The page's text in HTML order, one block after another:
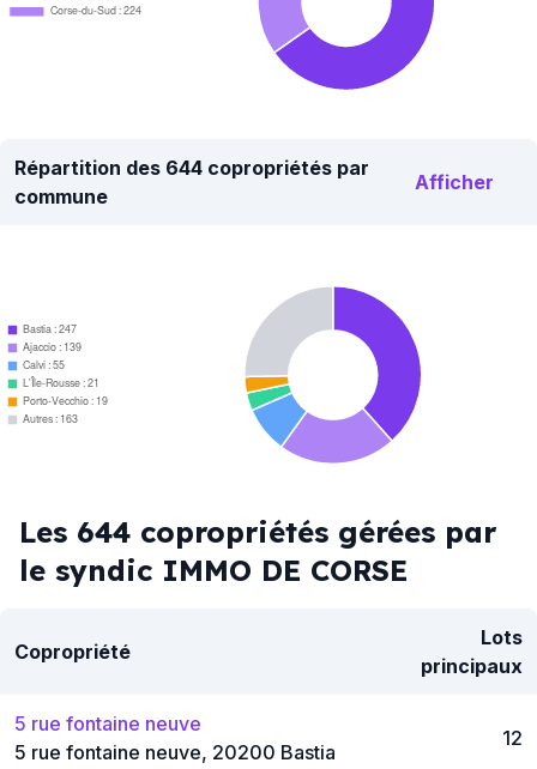
Corse-du-Sud : 224
Répartition des 644 copropriétés par
commune
Afficher
Bastia : 247
Ajaccio : 139
Calvi : 55
L'Île-Rousse : 21
Porto-Vecchio : 19
Autres : 163
Les 644 copropriétés gérées par
le syndic IMMO DE CORSE
Copropriété
Lots
principaux
5 rue fontaine neuve
5 rue fontaine neuve, 20200 Bastia
12